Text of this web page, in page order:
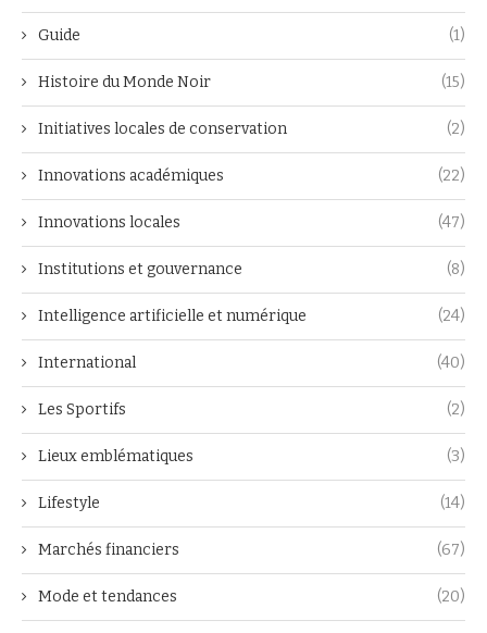
Guide (1)
Histoire du Monde Noir (15)
Initiatives locales de conservation (2)
Innovations académiques (22)
Innovations locales (47)
Institutions et gouvernance (8)
Intelligence artificielle et numérique (24)
International (40)
Les Sportifs (2)
Lieux emblématiques (3)
Lifestyle (14)
Marchés financiers (67)
Mode et tendances (20)